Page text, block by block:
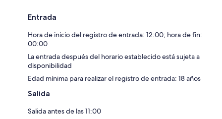
Entrada
Hora de inicio del registro de entrada: 12:00; hora de fin:
00:00
La entrada después del horario establecido está sujeta a
disponibilidad
Edad mínima para realizar el registro de entrada: 18 años
Salida
Salida antes de las 11:00